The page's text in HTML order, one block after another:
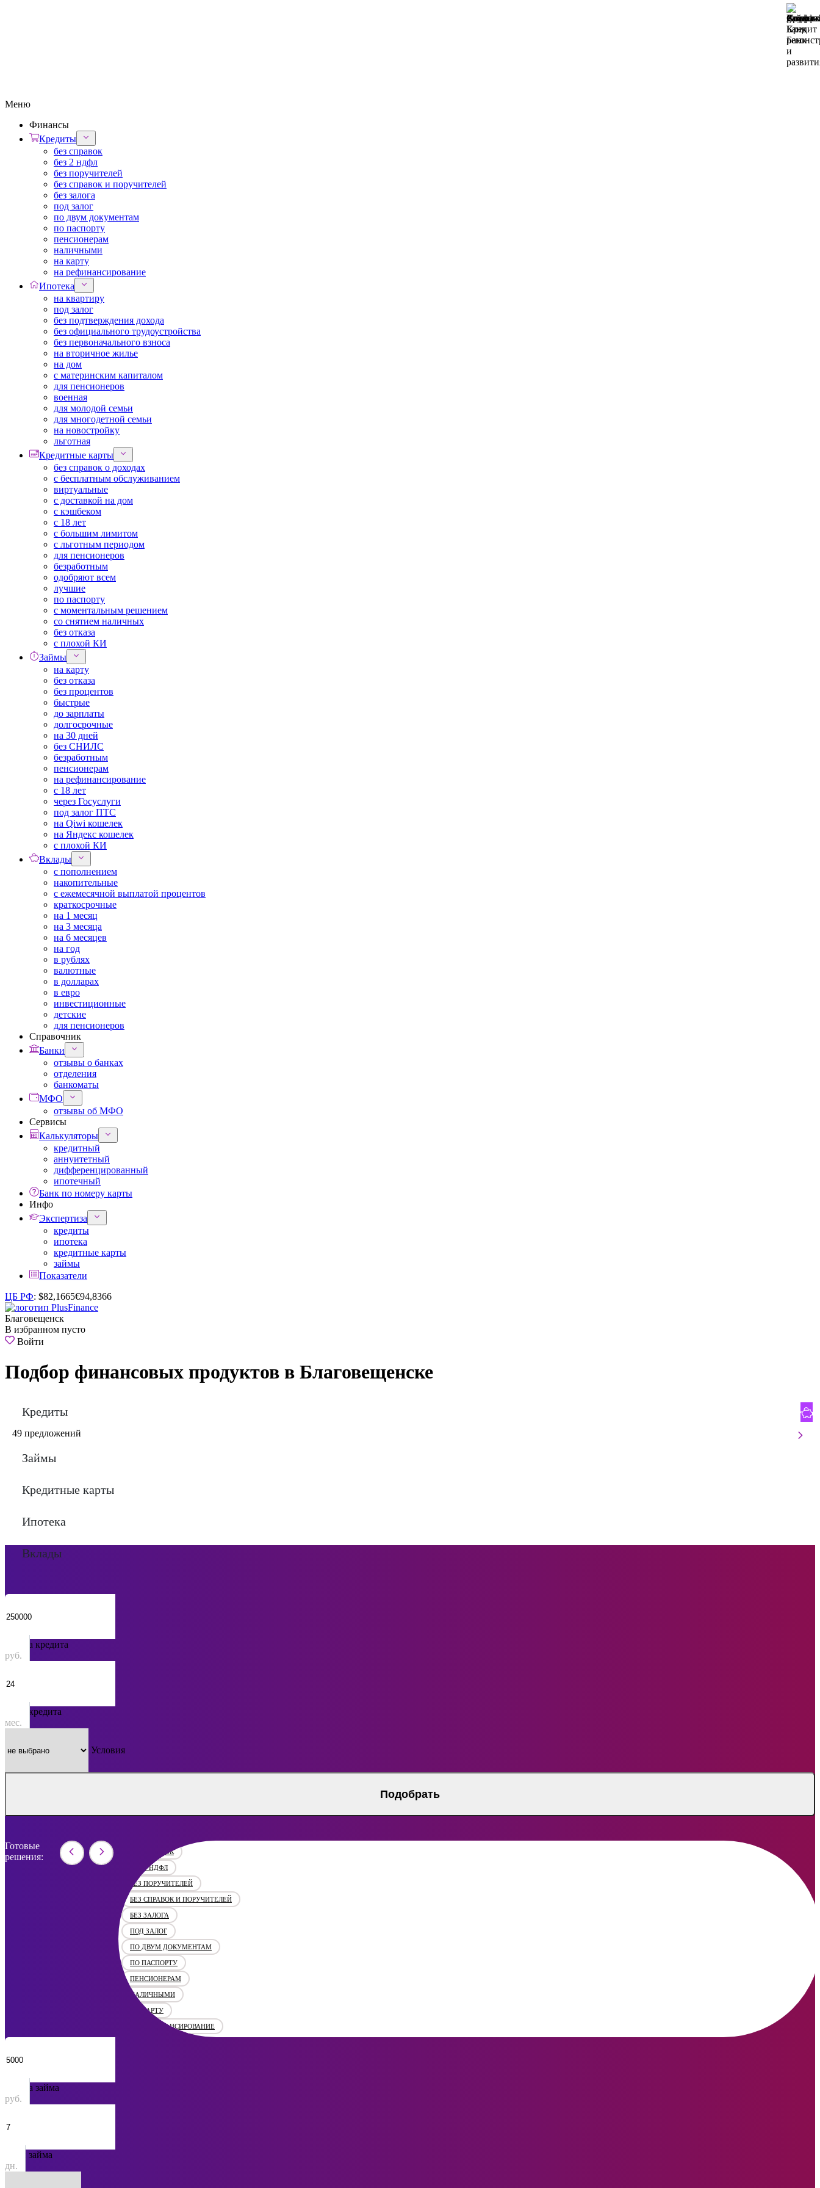
Меню
Финансы
Кредиты
без справок
без 2 ндфл
без поручителей
без справок и поручителей
без залога
под залог
по двум документам
по паспорту
пенсионерам
наличными
на карту
на рефинансирование
Ипотека
на квартиру
под залог
без подтверждения дохода
без официального трудоустройства
без первоначального взноса
на вторичное жилье
на дом
с материнским капиталом
для пенсионеров
военная
для молодой семьи
для многодетной семьи
на новостройку
льготная
Кредитные карты
без справок о доходах
с бесплатным обслуживанием
виртуальные
с доставкой на дом
с кэшбеком
с 18 лет
с большим лимитом
с льготным периодом
для пенсионеров
безработным
одобряют всем
лучшие
по паспорту
с моментальным решением
со снятием наличных
без отказа
с плохой КИ
Займы
на карту
без отказа
без процентов
быстрые
до зарплаты
долгосрочные
на 30 дней
без СНИЛС
безработным
пенсионерам
на рефинансирование
с 18 лет
через Госуслуги
под залог ПТС
на Qiwi кошелек
на Яндекс кошелек
с плохой КИ
Вклады
с пополнением
накопительные
с ежемесячной выплатой процентов
краткосрочные
на 1 месяц
на 3 месяца
на 6 месяцев
на год
в рублях
валютные
в долларах
в евро
инвестиционные
детские
для пенсионеров
Справочник
Банки
отзывы о банках
отделения
банкоматы
МФО
отзывы об МФО
Сервисы
Калькуляторы
кредитный
аннуитетный
дифференцированный
ипотечный
Банк по номеру карты
Инфо
Экспертиза
кредиты
ипотека
кредитные карты
займы
Показатели
ЦБ РФ: $82,1665€94,8366
Благовещенск
В избранном пусто
Войти
Подбор финансовых продуктов в Благовещенске
Кредиты
49 предложений
Займы
Кредитные карты
Ипотека
Вклады
Сумма кредита
руб.
Срок кредита
мес.
Условия
Подобрать
Готовые
решения:
БЕЗ СПРАВОК
БЕЗ 2 НДФЛ
БЕЗ ПОРУЧИТЕЛЕЙ
БЕЗ СПРАВОК И ПОРУЧИТЕЛЕЙ
БЕЗ ЗАЛОГА
ПОД ЗАЛОГ
ПО ДВУМ ДОКУМЕНТАМ
ПО ПАСПОРТУ
ПЕНСИОНЕРАМ
НАЛИЧНЫМИ
НА КАРТУ
НА РЕФИНАНСИРОВАНИЕ
Сумма займа
руб.
Срок займа
дн.